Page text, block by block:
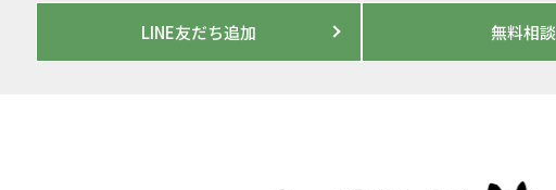
LINE友だち追加 無料相談